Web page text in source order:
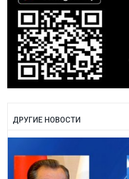
ДРУГИЕ НОВОСТИ